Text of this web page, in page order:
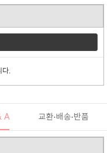
.
A 교환·배송·반품